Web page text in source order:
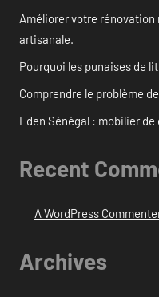
Améliorer votre rénovation
artisanale.
Pourquoi les punaises de
Comprendre le problème
Eden Sénégal : mobilier
Recent
A WordPress
Archives